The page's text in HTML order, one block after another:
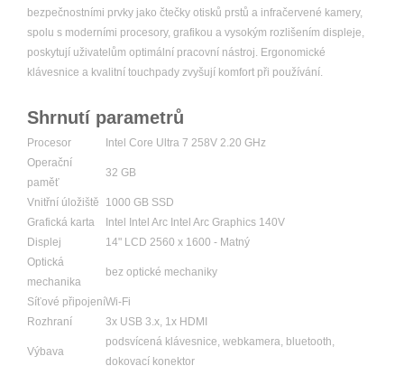
bezpečnostními prvky jako čtečky otisků prstů a infračervené kamery,
spolu s moderními procesory, grafikou a vysokým rozlišením displeje,
poskytují uživatelům optimální pracovní nástroj. Ergonomické
klávesnice a kvalitní touchpady zvyšují komfort při používání.
Shrnutí parametrů
Procesor
Intel Core Ultra 7 258V 2.20 GHz
Operační
paměť
32 GB
Vnitřní úložiště
1000 GB SSD
Grafická karta
Intel Intel Arc Intel Arc Graphics 140V
Displej
14" LCD 2560 x 1600 - Matný
Optická
mechanika
bez optické mechaniky
Síťové připojeníWi-Fi
Rozhraní
3x USB 3.x, 1x HDMI
Výbava
podsvícená klávesnice, webkamera, bluetooth,
dokovací konektor